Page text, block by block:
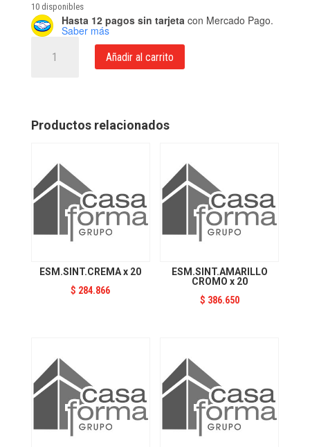
10 disponibles
Hasta 12 pagos sin tarjeta con Mercado Pago.
Saber más
ESM.SINT.CEDRO
Añadir al carrito
Productos relacionados
ESM.SINT.CREMA x 20
$ 284.866
ESM.SINT.AMARILLO
CROMO x 20
$ 386.650